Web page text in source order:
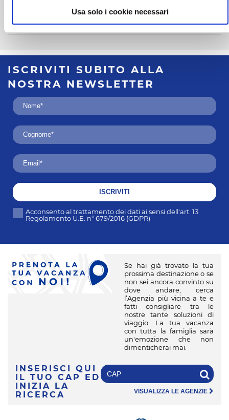
Usa solo i cookie necessari
ISCRIVITI SUBITO ALLA
NOSTRA
NEWSLETTER
ISCRIVITI
Acconsento al trattamento dei dati ai sensi dell'art. 13
Regolamento U.E. n° 679/2016 (GDPR)
Se hai già trovato la tua
prossima destinazione o se
non sei ancora convinto su
dove andare, cerca
l’Agenzia più vicina a te e
fatti consigliare tra le
nostre tante soluzioni di
viaggio. La tua vacanza
con tutta la famiglia sarà
un'emozione che non
dimenticherai mai.
INSERISCI QUI
IL TUO CAP
ED
INIZIA LA
RICERCA
VISUALIZZA LE AGENZIE